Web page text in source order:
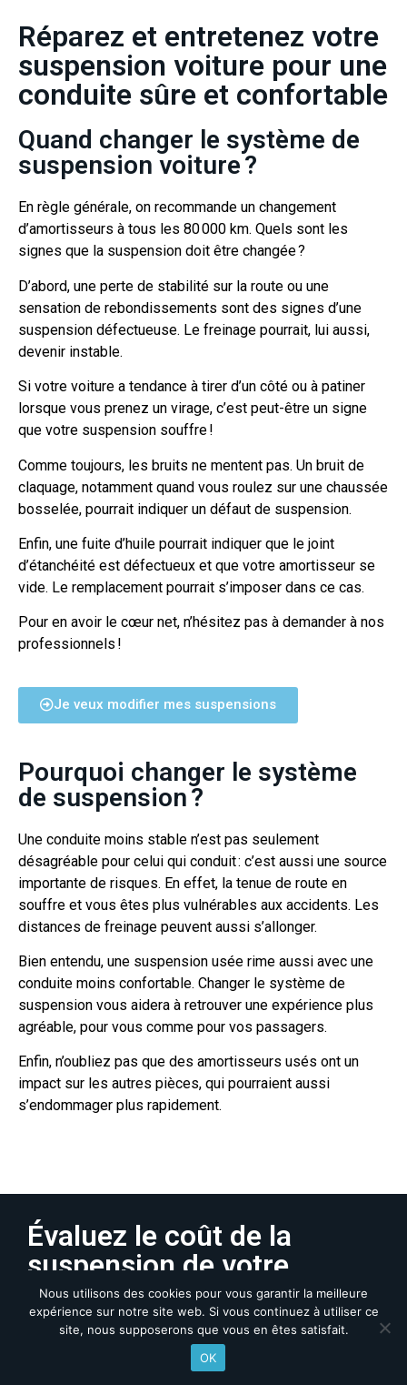
Réparez et entretenez votre
suspension voiture pour une
conduite sûre et confortable
Quand changer le système de
suspension voiture ?
En règle générale, on recommande un changement
d’amortisseurs à tous les 80 000 km. Quels sont les
signes que la suspension doit être changée ?
D’abord, une perte de stabilité sur la route ou une
sensation de rebondissements sont des signes d’une
suspension défectueuse. Le freinage pourrait, lui aussi,
devenir instable.
Si votre voiture a tendance à tirer d’un côté ou à patiner
lorsque vous prenez un virage, c’est peut-être un signe
que votre suspension souffre !
Comme toujours, les bruits ne mentent pas. Un bruit de
claquage, notamment quand vous roulez sur une chaussée
bosselée, pourrait indiquer un défaut de suspension.
Enfin, une fuite d’huile pourrait indiquer que le joint
d’étanchéité est défectueux et que votre amortisseur se
vide. Le remplacement pourrait s’imposer dans ce cas.
Pour en avoir le cœur net, n’hésitez pas à demander à nos
professionnels !
Je veux modifier mes suspensions
Pourquoi changer le système
de suspension ?
Une conduite moins stable n’est pas seulement
désagréable pour celui qui conduit : c’est aussi une source
importante de risques. En effet, la tenue de route en
souffre et vous êtes plus vulnérables aux accidents. Les
distances de freinage peuvent aussi s’allonger.
Bien entendu, une suspension usée rime aussi avec une
conduite moins confortable. Changer le système de
suspension vous aidera à retrouver une expérience plus
agréable, pour vous comme pour vos passagers.
Enfin, n’oubliez pas que des amortisseurs usés ont un
impact sur les autres pièces, qui pourraient aussi
s’endommager plus rapidement.
Évaluez le coût de la
suspension de votre
voiture avec l’aide de nos
experts
Quel est le coût de la suspension d’une voiture ? Cela
Nous utilisons des cookies pour vous garantir la meilleure
expérience sur notre site web. Si vous continuez à utiliser ce
site, nous supposerons que vous en êtes satisfait.
OK